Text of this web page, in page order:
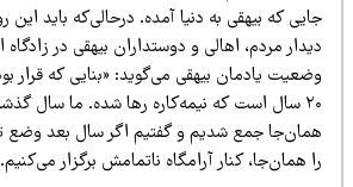
که بیهقی به دنیا آمده. درحالی‌که باید این روز
مردم، اهالی و دوستداران بیهقی در زادگاه او.»
یادمان بیهقی می‌گوید: «بنایی که قرار بود نماد
۲۰ سال است که نیمه‌کاره رها شده. ما سال گذشته
جمع شدیم و گفتیم اگر سال بعد وضع تغییر
همان‌جا، کنار آرامگاه ناتمامش برگزار می‌کنیم.»